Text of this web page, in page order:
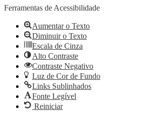
Ferramentas de Acessibilidade
Aumentar o Texto
Diminuir o Texto
Escala de Cinza
Alto Contraste
Contraste Negativo
Luz de Cor de Fundo
Links Sublinhados
Fonte Legível
Reiniciar